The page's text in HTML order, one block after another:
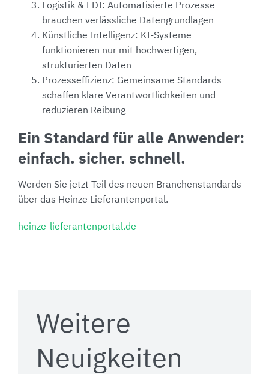
Logistik & EDI: Automatisierte Prozesse
brauchen verlässliche Datengrundlagen
Künstliche Intelligenz: KI-Systeme
funktionieren nur mit hochwertigen,
strukturierten Daten
Prozesseffizienz: Gemeinsame Standards
schaffen klare Verantwortlichkeiten und
reduzieren Reibung
Ein Standard für alle Anwender:
einfach. sicher. schnell.
Werden Sie jetzt Teil des neuen Branchenstandards
über das Heinze Lieferantenportal.
heinze-lieferantenportal.de
Weitere
Neuigkeiten